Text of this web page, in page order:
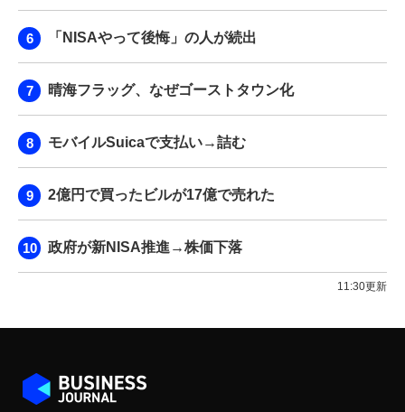
「NISAやって後悔」の人が続出
晴海フラッグ、なぜゴーストタウン化
モバイルSuicaで支払い→詰む
2億円で買ったビルが17億で売れた
政府が新NISA推進→株価下落
11:30更新